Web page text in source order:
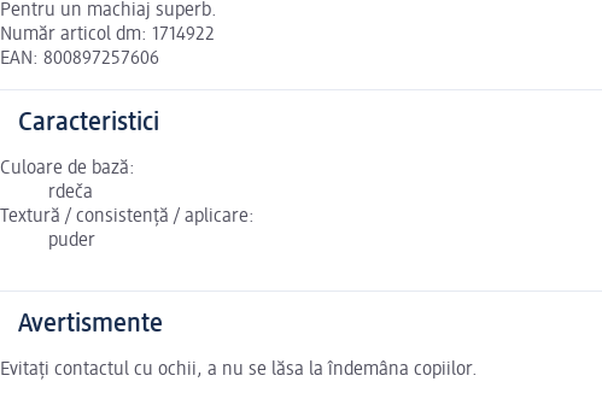
Pentru un machiaj superb.
Număr articol dm: 1714922
EAN: 800897257606
Caracteristici
Culoare de bază:
rdeča
Textură / consistență / aplicare:
puder
Avertismente
Evitați contactul cu ochii, a nu se lăsa la îndemâna copiilor.